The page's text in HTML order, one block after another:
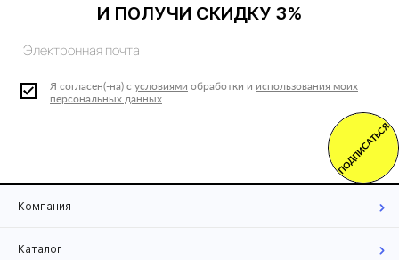
И ПОЛУЧИ СКИДКУ 3%
Я согласен(-на) с условиями обработки и использования моих
персональных данных
ПОДПИСАТЬСЯ
Компания
Каталог